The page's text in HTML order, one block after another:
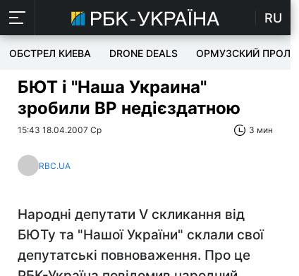
RU
ОБСТРЕЛ КИЕВА DRONE DEALS ОРМУЗСКИЙ ПРОЛИВ
БЮТ і "Наша Украина"
зробили ВР недієздатною
15:43 18.04.2007 Ср 3 мин
RBC.UA
Народні депутати V скликання від
БЮТу та "Нашої України" склали свої
депутатські повноваження. Про це